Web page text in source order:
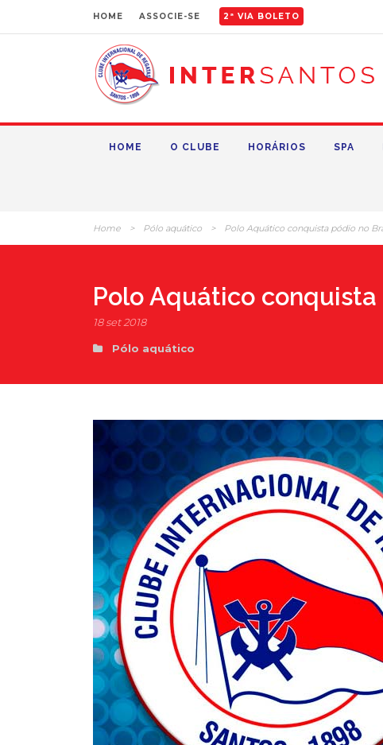
HOME ASSOCIE-SE 2ª VIA BOLETO
HOME O CLUBE HORÁRIOS SPA
Home > Pólo aquático > Polo Aquático conquista pódio no
Polo Aquático
18 set 2018
Pólo aquático